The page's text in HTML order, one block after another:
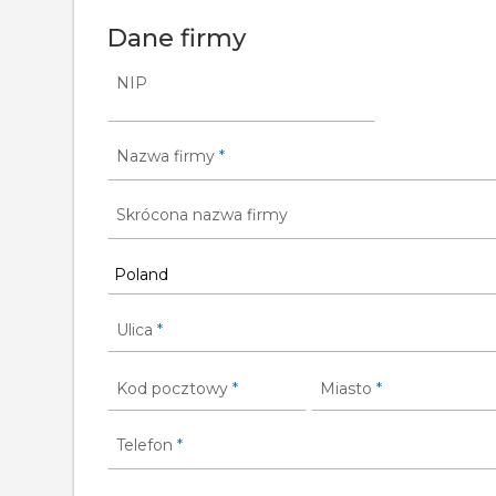
Dane firmy
NIP
Nazwa firmy *
Skrócona nazwa firmy
Ulica *
Kod pocztowy * Miasto *
Telefon *